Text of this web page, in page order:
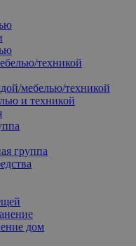
техникой
мебелью/техникой
и техникой
группа
дом